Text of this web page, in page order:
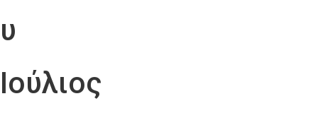
υ
Ιούλιος